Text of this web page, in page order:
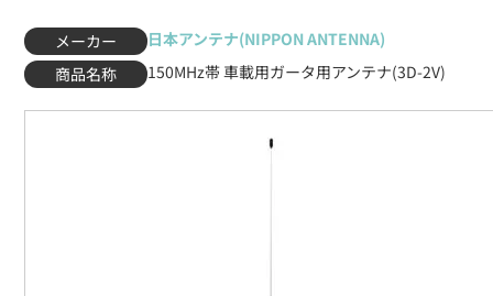
メーカー
日本アンテナ(NIPPON ANTENNA)
商品名称
150MHz帯 車載用ガータ用アンテナ(3D-2V)